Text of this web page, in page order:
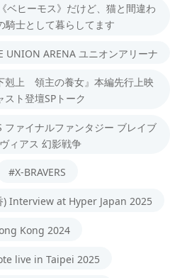
ベヒーモス》だけど、猫と間違わ
騎士として暮らしてます
UNION ARENA ユニオンアリーナ
剋上 領主の養女』本編先行上映
スト登壇SPトーク
ファイナルファンタジー ブレイブ
ィアス 幻影戦争
#X-BRAVERS
Interview at Hyper Japan 2025
Kong 2024
live in Taipei 2025